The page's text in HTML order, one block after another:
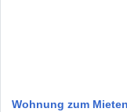
Wohnung zum